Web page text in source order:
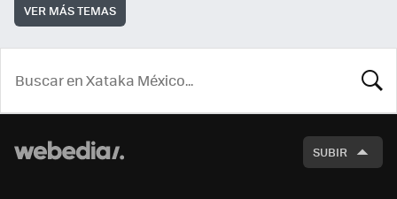
VER MÁS TEMAS
SUBIR